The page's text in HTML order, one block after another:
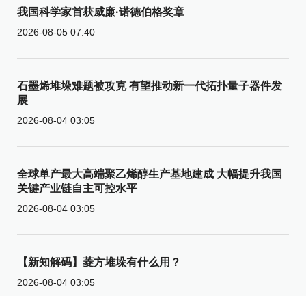
我国科学家首获威廉·诺德伯格奖章
2026-08-05 07:40
石墨烯堆垛难题被攻克 有望推动新一代拓扑量子器件发
展
2026-08-04 03:05
全球单产最大高端聚乙烯醇生产基地建成 大幅提升我国
关键产业链自主可控水平
2026-08-04 03:05
【新知解码】菱方堆垛有什么用？
2026-08-04 03:05